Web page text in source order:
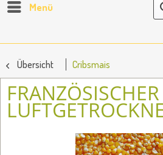
Menü
Übersicht Cribsmais